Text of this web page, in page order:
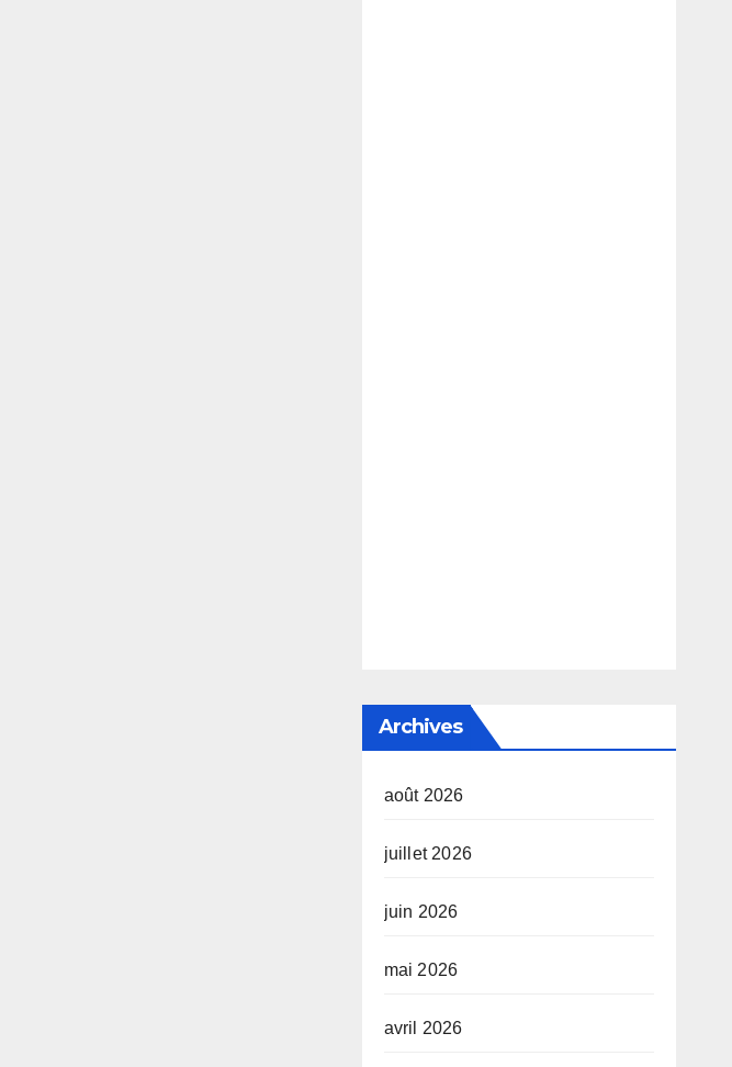
Archives
août 2026
juillet 2026
juin 2026
mai 2026
avril 2026